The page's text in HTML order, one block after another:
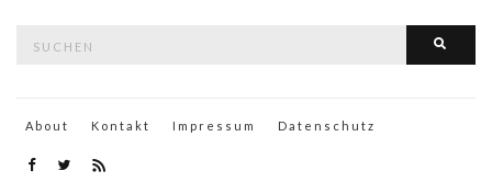
About Kontakt Impressum Datenschutz